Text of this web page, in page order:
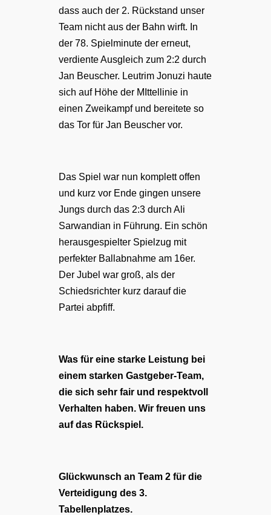
dass auch der 2. Rückstand unser
Team nicht aus der Bahn wirft. In
der 78. Spielminute der erneut,
verdiente Ausgleich zum 2:2 durch
Jan Beuscher. Leutrim Jonuzi haute
sich auf Höhe der MIttellinie in
einen Zweikampf und bereitete so
das Tor für Jan Beuscher vor.
Das Spiel war nun komplett offen
und kurz vor Ende gingen unsere
Jungs durch das 2:3 durch Ali
Sarwandian in Führung. Ein schön
herausgespielter Spielzug mit
perfekter Ballabnahme am 16er.
Der Jubel war groß, als der
Schiedsrichter kurz darauf die
Partei abpfiff.
Was für eine starke Leistung bei
einem starken Gastgeber-Team,
die sich sehr fair und respektvoll
Verhalten haben. Wir freuen uns
auf das Rückspiel.
Glückwunsch an Team 2 für die
Verteidigung des 3.
Tabellenplatzes.